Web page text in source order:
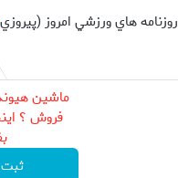
هاي ورزشي امروز (پيروزي
ماشین
فروش ؟